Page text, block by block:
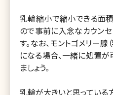
乳輪縮小で縮小できる面
ので事前に入念なカウン
す。なお、モントゴメリー
になる場合、一緒に処置
ましょう。
乳輪が大きいと思ってい